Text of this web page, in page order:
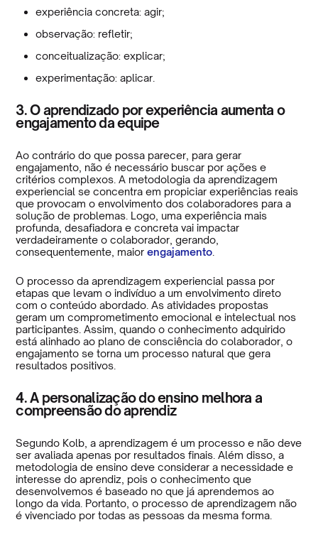
experiência concreta: agir;
observação: refletir;
conceitualização: explicar;
experimentação: aplicar.
3. O aprendizado por experiência aumenta o
engajamento da equipe
Ao contrário do que possa parecer, para gerar
engajamento, não é necessário buscar por ações e
critérios complexos. A metodologia da aprendizagem
experiencial se concentra em propiciar experiências reais
que provocam o envolvimento dos colaboradores para a
solução de problemas. Logo, uma experiência mais
profunda, desafiadora e concreta vai impactar
verdadeiramente o colaborador, gerando,
consequentemente, maior engajamento
O processo da aprendizagem experiencial passa por
etapas que levam o indivíduo a um envolvimento direto
com o conteúdo abordado. As atividades propostas
geram um comprometimento emocional e intelectual nos
participantes. Assim, quando o conhecimento adquirido
está alinhado ao plano de consciência do colaborador, o
engajamento se torna um processo natural que gera
resultados positivos.
4. A personalização do ensino melhora a
compreensão do aprendiz
Segundo Kolb, a aprendizagem é um processo e não deve
ser avaliada apenas por resultados finais. Além disso, a
metodologia de ensino deve considerar a necessidade e
interesse do aprendiz, pois o conhecimento que
desenvolvemos é baseado no que já aprendemos ao
longo da vida. Portanto, o processo de aprendizagem não
é vivenciado por todas as pessoas da mesma forma.